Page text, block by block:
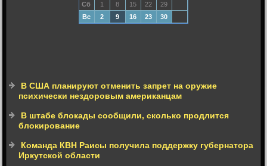
Сб
1 8 15 22
29
Вс
2 9 16 23 30
В США планируют отменить запрет на оружие
психически нездоровым американцам
В штабе блокады сообщили, сколько продлится
блокирование
Команда КВН Раисы получила поддержку губернатора
Иркутской области